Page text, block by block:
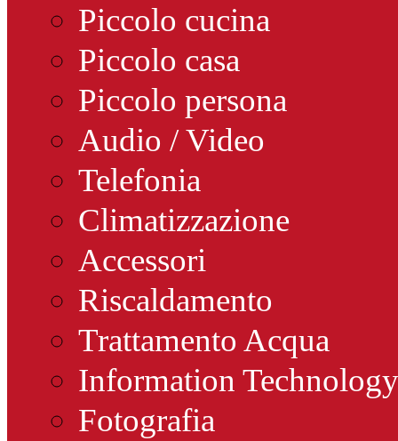
Piccolo cucina
Piccolo casa
Piccolo persona
Audio / Video
Telefonia
Climatizzazione
Accessori
Riscaldamento
Trattamento Acqua
Information Technology
Fotografia